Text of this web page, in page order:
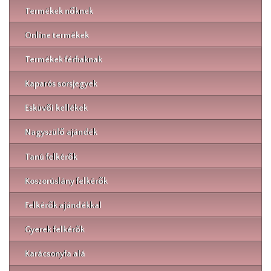
Termékek nőknek
Online termékek
Termékek férfiaknak
Kaparós sorsjegyek
Esküvői kellékek
Nagyszülő ajándék
Tanú felkérők
Koszorúslány felkérők
Felkérők ajándékkal
Gyerek felkérők
Karácsonyfa alá